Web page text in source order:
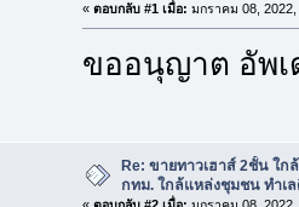
« ตอบกลับ #1 เมื่อ: มกราคม 08, 2022,
ขออนุญาต อัพเ
Re: ขายทาวเฮาส์ 2ชั้น ใก
กทม. ใกล้แหล่งชุมชน ทำเ